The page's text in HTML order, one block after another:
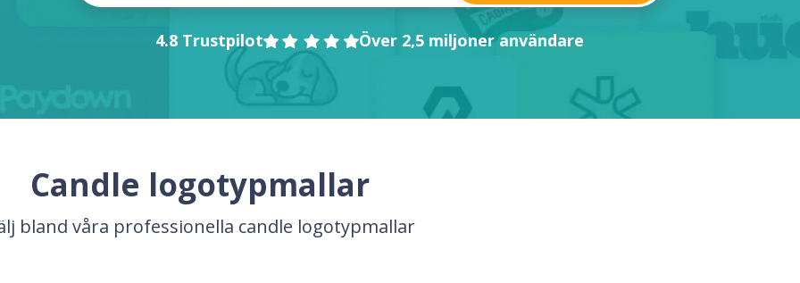
4.8 Trustpilot Över 2,5 miljoner användare
Candle logotypmallar
bland våra professionella candle logotypmallar